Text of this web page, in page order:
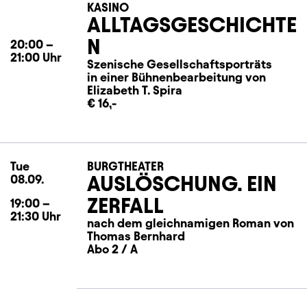
20:00 –
21:00 Uhr
KASINO
ALLTAGSGESCHICHTE
N
Szenische Gesellschaftsporträts
in einer Bühnenbearbeitung von
Elizabeth T. Spira
€ 16,-
Tue
08.09.
19:00 –
21:30 Uhr
BURGTHEATER
AUSLÖSCHUNG. EIN
ZERFALL
nach dem gleichnamigen Roman von
Thomas Bernhard
Abo 2 / A